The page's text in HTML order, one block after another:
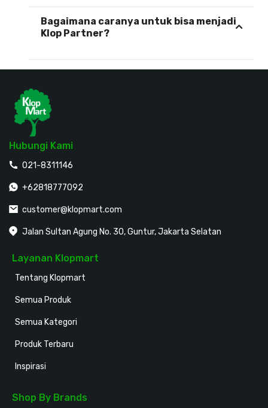
Bagaimana caranya untuk bisa menjadi
Klop Partner?
Hubungi Kami
021-8311146
+62818777092
customer@klopmart.com
Jalan Sultan Agung No. 30, Guntur, Jakarta Selatan
Layanan Klopmart
Tentang Klopmart
Semua Produk
Semua Kategori
Produk Terbaru
Inspirasi
Shop By Brands